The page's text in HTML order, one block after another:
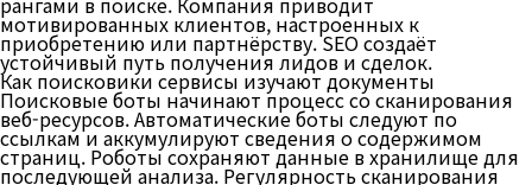
мотивированных клиентов, настроенных к
приобретению или партнёрству. SEO создаёт
устойчивый путь получения лидов и сделок.
Как поисковики сервисы изучают документы
Поисковые боты начинают процесс со сканирования
веб-ресурсов. Автоматические боты следуют по
ссылкам и аккумулируют сведения о содержимом
страниц. Роботы сохраняют данные в хранилище для
последующей анализа. Регулярность сканирования